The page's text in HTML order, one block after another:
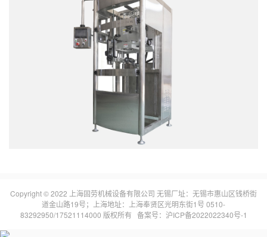
Copyright © 2022 上海固劳机械设备有限公司 无锡厂址：无锡市惠山区钱桥街
道金山路19号；上海地址：上海奉贤区光明东街1号 0510-
83292950/17521114000 版权所有 备案号： 沪ICP备2022022340号-1